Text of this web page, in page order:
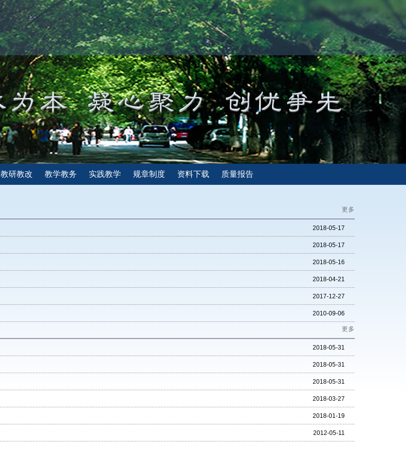
教研教改 教学教务 实践教学 规章制度 资料下载 质量报告
更多
2018-05-17
2018-05-17
2018-05-16
2018-04-21
2017-12-27
2010-09-06
更多
2018-05-31
2018-05-31
2018-05-31
2018-03-27
2018-01-19
2012-05-11